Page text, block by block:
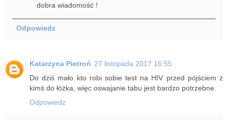
dobra wiadomość !
Odpowiedz
Katarzyna Pietroń 27 listopada 2017 16:55
Do dziś mało kto robi sobie test na HIV przed pójściem z
kimś do łóżka, więc oswajanie tabu jest bardzo potrzebne.
Odpowiedz